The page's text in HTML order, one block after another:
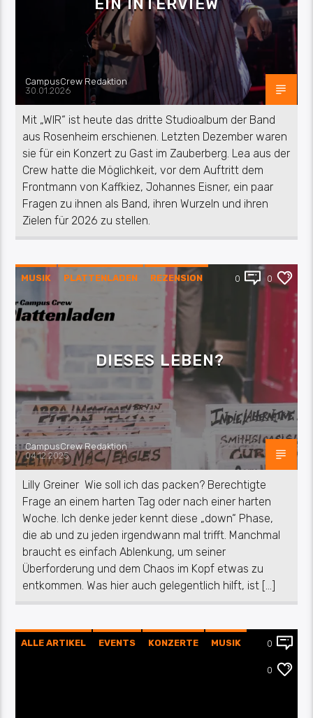
EIN INTERVIEW
CampusCrew Redaktion
30.01.2026
Mit „WIR“ ist heute das dritte Studioalbum der Band
aus Rosenheim erschienen. Letzten Dezember waren
sie für ein Konzert zu Gast im Zauberberg. Lea aus der
Crew hatte die Möglichkeit, vor dem Auftritt dem
Frontmann von Kaffkiez, Johannes Eisner, ein paar
Fragen zu ihnen als Band, ihren Wurzeln und ihren
Zielen für 2026 zu stellen.
MUSIK PLATTENLADEN REZENSION 0 0
DIESES LEBEN?
CampusCrew Redaktion
04.12.2025
Lilly Greiner Wie soll ich das packen? Berechtigte
Frage an einem harten Tag oder nach einer harten
Woche. Ich denke jeder kennt diese „down“ Phase,
die ab und zu jeden irgendwann mal trifft. Manchmal
braucht es einfach Ablenkung, um seiner
Überforderung und dem Chaos im Kopf etwas zu
entkommen. Was hier auch gelegentlich hilft, ist […]
ALLE ARTIKEL EVENTS KONZERTE MUSIK 0
0